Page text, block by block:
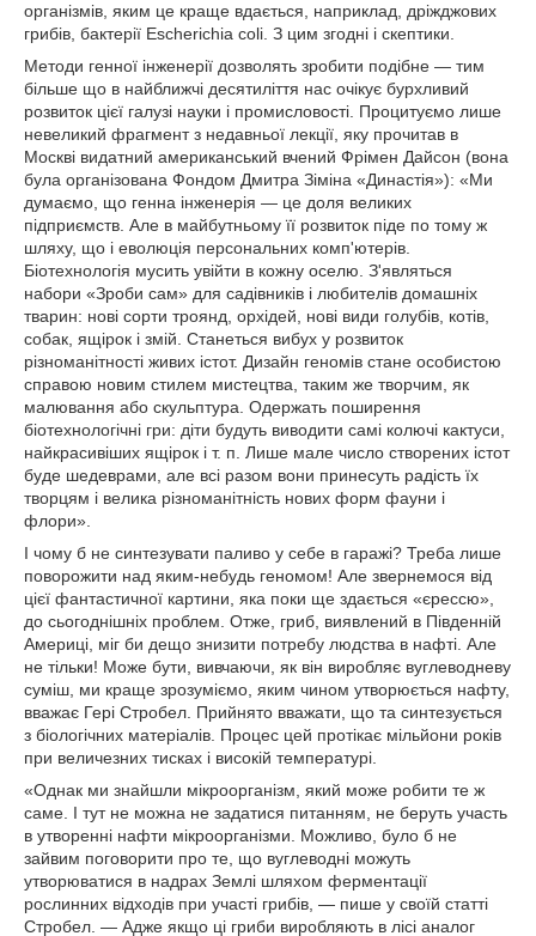
організмів, яким це краще вдається, наприклад, дріжджових
грибів, бактерії Escherichia coli. З цим згодні і скептики.
Методи генної інженерії дозволять зробити подібне — тим
більше що в найближчі десятиліття нас очікує бурхливий
розвиток цієї галузі науки і промисловості. Процитуємо лише
невеликий фрагмент з недавньої лекції, яку прочитав в
Москві видатний американський вчений Фрімен Дайсон (вона
була організована Фондом Дмитра Зіміна «Династія»): «Ми
думаємо, що генна інженерія — це доля великих
підприємств. Але в майбутньому її розвиток піде по тому ж
шляху, що і еволюція персональних комп'ютерів.
Біотехнологія мусить увійти в кожну оселю. З'являться
набори «Зроби сам» для садівників і любителів домашніх
тварин: нові сорти троянд, орхідей, нові види голубів, котів,
собак, ящірок і змій. Станеться вибух у розвиток
різноманітності живих істот. Дизайн геномів стане особистою
справою новим стилем мистецтва, таким же творчим, як
малювання або скульптура. Одержать поширення
біотехнологічні гри: діти будуть виводити самі колючі кактуси,
найкрасивіших ящірок і т. п. Лише мале число створених істот
буде шедеврами, але всі разом вони принесуть радість їх
творцям і велика різноманітність нових форм фауни і
флори».
І чому б не синтезувати паливо у себе в гаражі? Треба лише
поворожити над яким-небудь геномом! Але звернемося від
цієї фантастичної картини, яка поки ще здається «єрессю»,
до сьогоднішніх проблем. Отже, гриб, виявлений в Південній
Америці, міг би дещо знизити потребу людства в нафті. Але
не тільки! Може бути, вивчаючи, як він виробляє вуглеводневу
суміш, ми краще зрозуміємо, яким чином утворюється нафту,
вважає Гері Стробел. Прийнято вважати, що та синтезується
з біологічних матеріалів. Процес цей протікає мільйони років
при величезних тисках і високій температурі.
«Однак ми знайшли мікроорганізм, який може робити те ж
саме. І тут не можна не задатися питанням, не беруть участь
в утворенні нафти мікроорганізми. Можливо, було б не
зайвим поговорити про те, що вуглеводні можуть
утворюватися в надрах Землі шляхом ферментації
рослинних відходів при участі грибів, — пише у своїй статті
Стробел. — Адже якщо ці гриби виробляють в лісі аналог